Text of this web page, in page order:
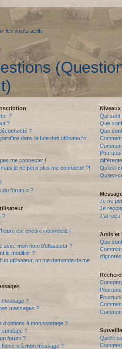
les sujets actifs
?
?
?
dans la liste des utilisateurs
me connecter !
je ne peux plus me connecter ?!
du forum » ?
?
est encore incorrecte !
avec mon nom d’utilisateur ?
le modifier ?
utilisateur, on me demande de me
message ?
messages ?
d’options à mon sondage ?
sondage ?
forum ?
fichiers à mon message ?
Niveaux
Qui sont
Que
Que
Qu’est-
Qu’est-
Je ne
Je
J’ai
Amis et
Que
Quelle